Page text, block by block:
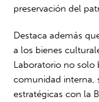
preservación del
Destaca además
a los bienes
Laboratorio no solo
comunidad interna,
estratégicas con la